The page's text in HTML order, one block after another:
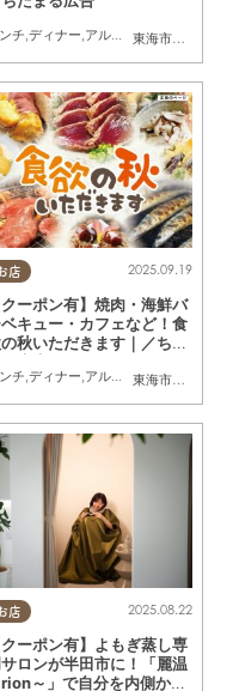
載店,まとめ記事,ちたまる広告
東海市
,大府市
チ,ディナー,アルコール ,ラーメン
,半田市
載店,まとめ記事,ちたまる広告
店
東海市
,大府市
2025.09.19
クーポン有】焼肉・海鮮バ
キュー・カフェなど！食
秋いただきます｜／ちた
チ,ディナー,アルコール ,ラーメン
店 2025.08.22
クーポン有】よもぎ蒸し専
ロンが半田市に！「麗温
rion～」で自分を内側から